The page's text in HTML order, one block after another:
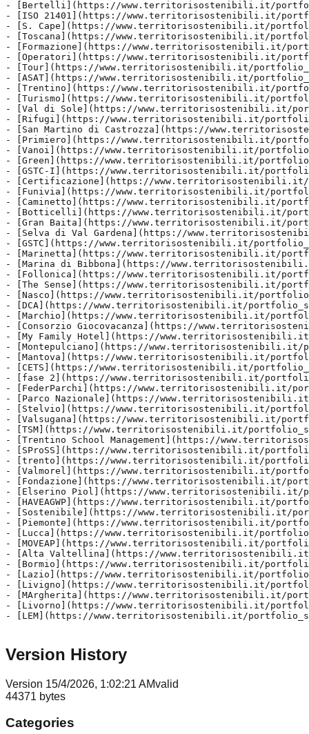
Version History
Version 15/4/2026, 1:02:21 AMvalid
44371 bytes
Categories